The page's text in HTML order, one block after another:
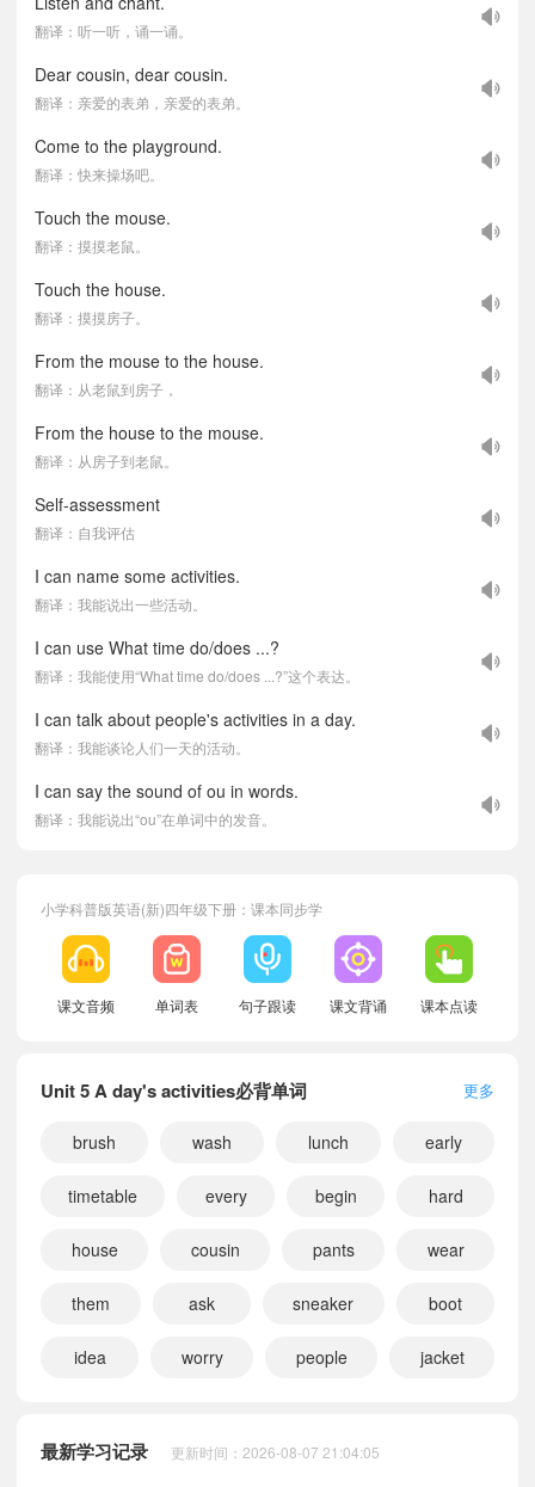
翻译：听一听，诵一诵。
Dear cousin, dear cousin.
翻译：亲爱的表弟，亲爱的表弟。
Come to the playground.
翻译：快来操场吧。
Touch the mouse.
翻译：摸摸老鼠。
Touch the house.
翻译：摸摸房子。
From the mouse to the house.
翻译：从老鼠到房子，
From the house to the mouse.
翻译：从房子到老鼠。
Self-assessment
翻译：自我评估
I can name some activities.
翻译：我能说出一些活动。
I can use What time do/does ...?
翻译：我能使用“What time do/does ...?”这个表达。
I can talk about people's activities in a day.
翻译：我能谈论人们一天的活动。
I can say the sound of ou in words.
翻译：我能说出“ou”在单词中的发音。
小学科普版英语(新)四年级下册：课本同步学
课文音频 单词表 句子跟读 课文背诵 课本点读
Unit 5 A day's activities必背单词 更多
brush wash lunch early
timetable every begin hard
house cousin pants wear
them ask sneaker boot
idea worry people jacket
最新学习记录 更新时间：2026-08-07 21:04:05
小宝371895
小宝579927
正在学习